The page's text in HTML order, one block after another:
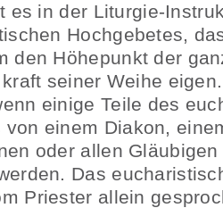
es in der Liturgie-
Hochgebetes,
den Höhepunkt der
seiner Weihe
einige Teile des
von einem Diakon,
oder allen
Das
Priester allein